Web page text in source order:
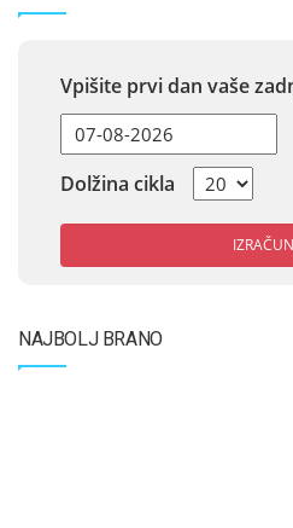
Vpišite prvi dan vaše
Dolžina cikla
NAJBOLJ BRANO